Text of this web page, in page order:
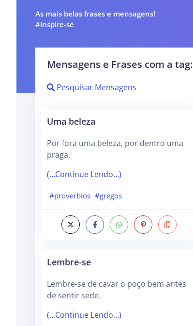
As mais belas frases e mensagens!
#inspire-se
Mensagens e Frases com a tag:
Pesquisar Mensagens
Uma beleza
Por fora uma beleza, por dentro uma
praga.
(…Continue Lendo…)
#proverbios #gregos
Lembre-se
Lembre-se de cavar o poço bem antes
de sentir sede.
(…Continue Lendo…)